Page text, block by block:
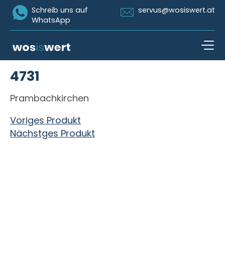
Icon Whatsapp
Schreib uns auf
WhatsApp
Icon Email
servus@wosiswert.at
4731
Prambachkirchen
Beitragsnavigation
Voriges Produkt
Nächstges Produkt